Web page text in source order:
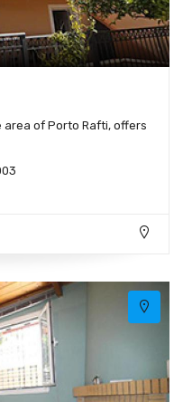
area of Porto Rafti, offers